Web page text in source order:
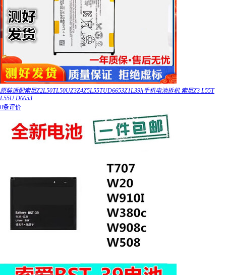
原奘适配索尼Z2L50TL50UZ3Z4Z5L55TUD6653Z1L39h手机电池拆机 索尼Z3 L55T
L55U D6653
0条评价